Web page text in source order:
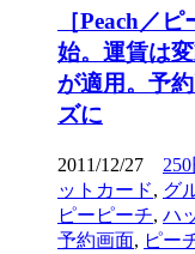
［Peach／
始。運賃は
が適用。予
ズに
2011/12/27 250
ットカード, グ
ピーピーチ, ハ
予約画面, ピー